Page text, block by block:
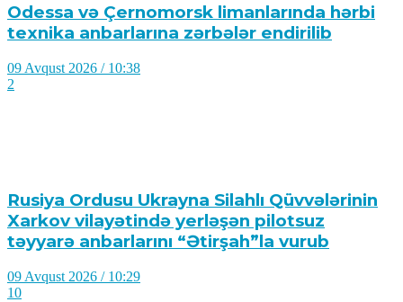
Odessa və Çernomorsk limanlarında hərbi
texnika anbarlarına zərbələr endirilib
09 Avqust 2026 / 10:38
2
Rusiya Ordusu Ukrayna Silahlı Qüvvələrinin
Xarkov vilayətində yerləşən pilotsuz
təyyarə anbarlarını “Ətirşah”la vurub
09 Avqust 2026 / 10:29
10